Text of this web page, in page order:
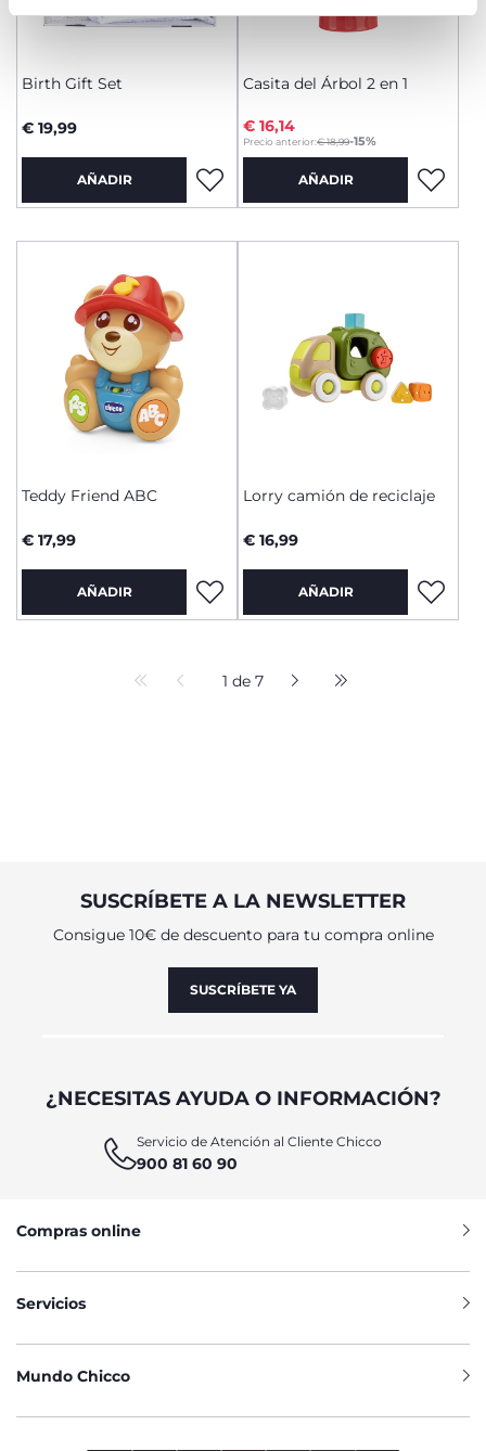
Birth Gift Set
€ 19,99
AÑADIR
Casita del Árbol 2 en 1
Precio anterior:€ 18,99-15%
to
€ 16,14
AÑADIR
Teddy Friend ABC
€ 17,99
AÑADIR
Lorry camión de reciclaje
€ 16,99
AÑADIR
1 de 7
SUSCRÍBETE A LA NEWSLETTER
Consigue 10€ de descuento para tu compra online
SUSCRÍBETE YA
¿NECESITAS AYUDA O INFORMACIÓN?
Servicio de Atención al Cliente Chicco
900 81 60 90
Compras online
Servicios
Mundo Chicco